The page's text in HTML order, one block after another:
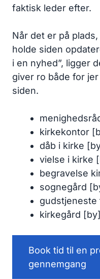
faktisk leder efter.
Når det er på
holde siden
i en nyhed”, ligger
giver ro både for
siden.
kirkekontor
dåb i kirke
vielse i kirke
begravelse
sognegård
gudstjeneste
kirkegård
Book tid til en
gennemgang